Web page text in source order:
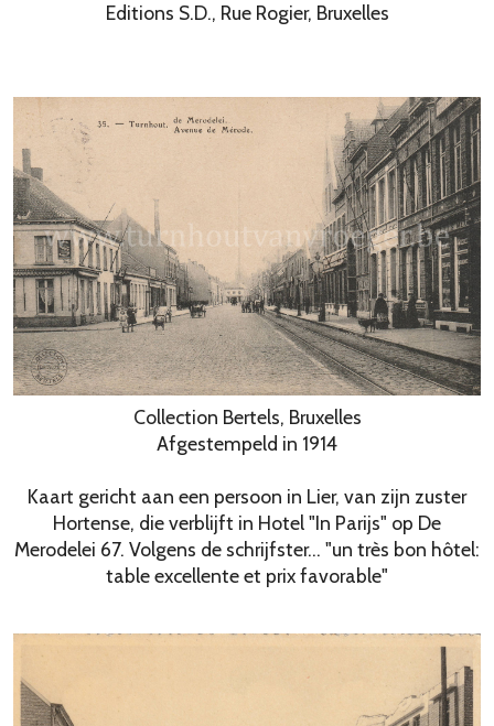
Editions S.D., Rue Rogier, Bruxelles
Collection Bertels, Bruxelles
Afgestempeld in 1914
Kaart gericht aan een persoon in Lier, van zijn zuster
Hortense, die verblijft in Hotel "In Parijs" op De
Merodelei 67. Volgens de schrijfster... "un très bon hôtel:
table excellente et prix favorable"